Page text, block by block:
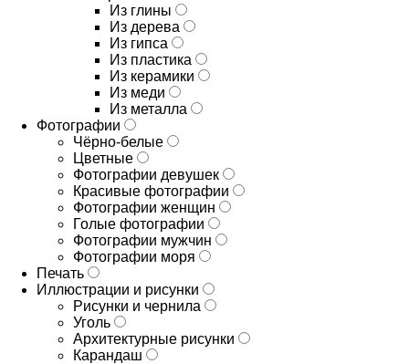
Из глины
Из дерева
Из гипса
Из пластика
Из керамики
Из меди
Из металла
Фотографии
Чёрно-белые
Цветные
Фотографии девушек
Красивые фотографии
Фотографии женщин
Голые фотографии
Фотографии мужчин
Фотографии моря
Печать
Иллюстрации и рисунки
Рисунки и чернила
Уголь
Архитектурные рисунки
Карандаш